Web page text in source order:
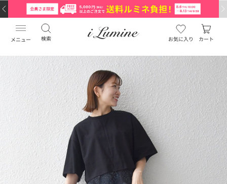
メニュー 検索 お気に入り カート